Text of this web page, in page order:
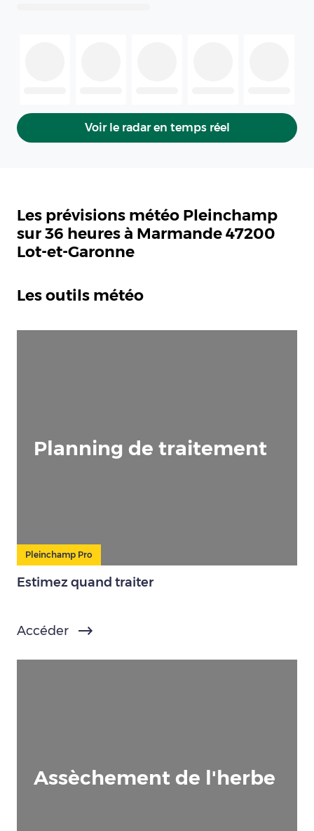
Voir le radar en temps réel
Les prévisions météo Pleinchamp
sur 36 heures à Marmande 47200
Lot-et-Garonne
Les outils météo
Planning de traitement
Pleinchamp Pro
Estimez quand traiter
Accéder
Assèchement de l'herbe